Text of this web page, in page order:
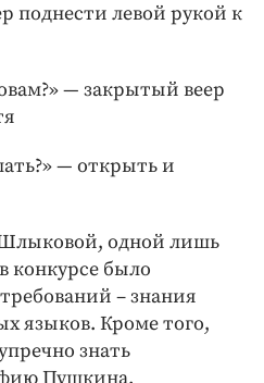
поднести левой рукой к
— закрытый веер
— открыть и
одной лишь
конкурсе было
– знания
языков. Кроме того,
знать